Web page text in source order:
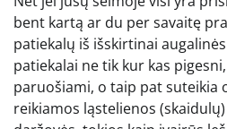
bent kartą ar du per savaitę
patiekalų iš išskirtinai
patiekalai ne tik kur kas
paruošiami, o taip pat suteikia
reikiamos ląstelienos